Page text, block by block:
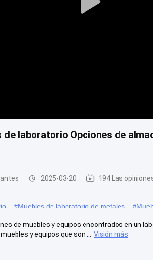
Play
de laboratorio Opciones de
2025-03-20 194 Las
#Muebles de laboratorio de metales #
de muebles y equipos encontrados en un
y equipos que son ...
Visión más